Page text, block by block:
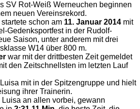
SV Rot-Weiß Werneuchen beginnen
neuen Vereinsrekord.
schon am 11. Januar 2014 mit
Gedenksportfest in der Rudolf-
Saison, unter anderem mit drei
W14 über 800 m.
war mit der drittbesten Zeit gemeldet
den Zeitschnellsten im letzten Lauf
mit in der Spitzengruppe und hielt
ihrer Trainerin.
an allen vorbei, gewann